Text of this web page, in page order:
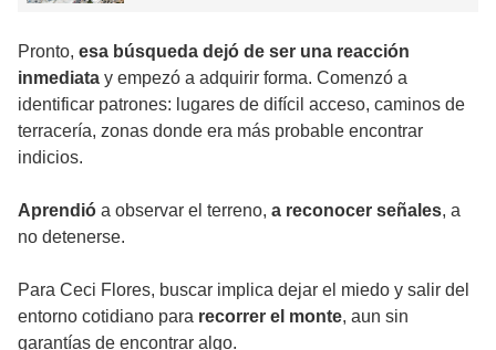
Pronto, esa búsqueda dejó de ser una reacción
inmediata y empezó a adquirir forma. Comenzó a
identificar patrones: lugares de difícil acceso, caminos de
terracería, zonas donde era más probable encontrar
indicios.
Aprendió a observar el terreno, a reconocer señales, a
no detenerse.
Para Ceci Flores, buscar implica dejar el miedo y salir del
entorno cotidiano para recorrer el monte, aun sin
garantías de encontrar algo.